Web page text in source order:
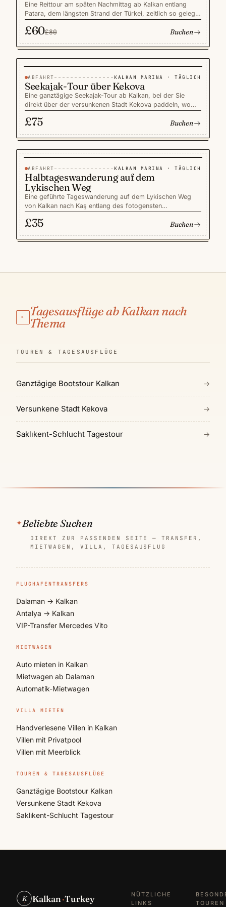
Eine Reittour am späten Nachmittag ab Kalkan entlang
Patara, dem längsten Strand der Türkei, zeitlich so gelegt,
ankommen. Ruhige, gut ausgebildete Pferde und ein
und familienfreundlichen Halbtagesausflug ab dem Hafen
Kalkan. Das Tempo ist gemächlich, die Dünen sind am
Abend leer, und der Ritt endet damit, dass die Sonne
hinter den lykischen Ruinen direkt ins Mittelmeer fällt.
£60£80 Buchen
AKTIVITÄTEN
ABFAHRT KALKAN MARINA · TÄGLICH
Seekajak-Tour über Kekova
Eine ganztägige Seekajak-Tour ab Kalkan, bei der Sie
direkt über der versunkenen Stadt Kekova paddeln, wo
Oberfläche liegen. Stabile Sit-on-Top-Kajaks machen den
Schnorchelstopps und einer langen Mittagspause in einer
ruhigen Bucht. Geführt von einem englischsprachigen
Guide in einer kleinen Gruppe — die intimste Art, die
versunkenen Ruinen auf einem Tagesausflug ab Kalkan zu
sehen.
£75 Buchen
AKTIVITÄTEN
ABFAHRT KALKAN MARINA · TÄGLICH
Halbtageswanderung auf dem
Lykischen Weg
Eine geführte Tageswanderung auf dem Lykischen Weg
von Kalkan nach Kaş entlang des fotogensten
englischsprachiger Guide gibt einer kleinen Gruppe mit
Lunchpaket aus dem Dorf wird auf einem Höhenkamm mit
£35 Buchen
▸
Tagesausflüge ab Kalkan nach
Thema
TOUREN & TAGESAUSFLÜGE
Ganztägige Bootstour Kalkan →
Versunkene Stadt Kekova →
Saklıkent-Schlucht Tagestour →
Beliebte Suchen
DIREKT ZUR PASSENDEN SEITE — TRANSFER,
MIETWAGEN, VILLA, TAGESAUSFLUG
FLUGHAFENTRANSFERS
Dalaman → Kalkan
Antalya → Kalkan
VIP-Transfer Mercedes Vito
MIETWAGEN
Auto mieten in Kalkan
Mietwagen ab Dalaman
Automatik-Mietwagen
VILLA MIETEN
Handverlesene Villen in Kalkan
Villen mit Privatpool
Villen mit Meerblick
TOUREN & TAGESAUSFLÜGE
Ganztägige Bootstour Kalkan
Versunkene Stadt Kekova
Saklıkent-Schlucht Tagestour
K Kalkan·Turkey
NÜTZLICHE
LINKS
TOUREN